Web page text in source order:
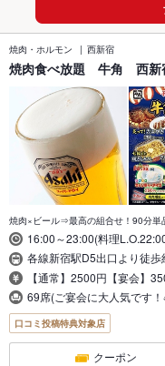
焼肉・ホルモン 西新宿
焼肉食べ放題 牛角 西新
焼肉×ビール⇒最高の組合せ！90分
16:00～23:00(料理
各線新宿駅D5出口より徒歩
【通常】2500円【宴会】
69席(ご宴会に大人気です
口コミ投稿特典対象店
クーポン